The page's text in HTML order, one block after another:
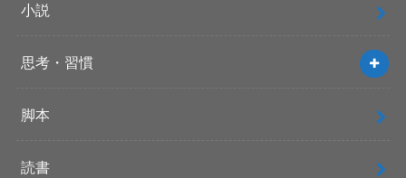
小説
思考・習慣
脚本
読書